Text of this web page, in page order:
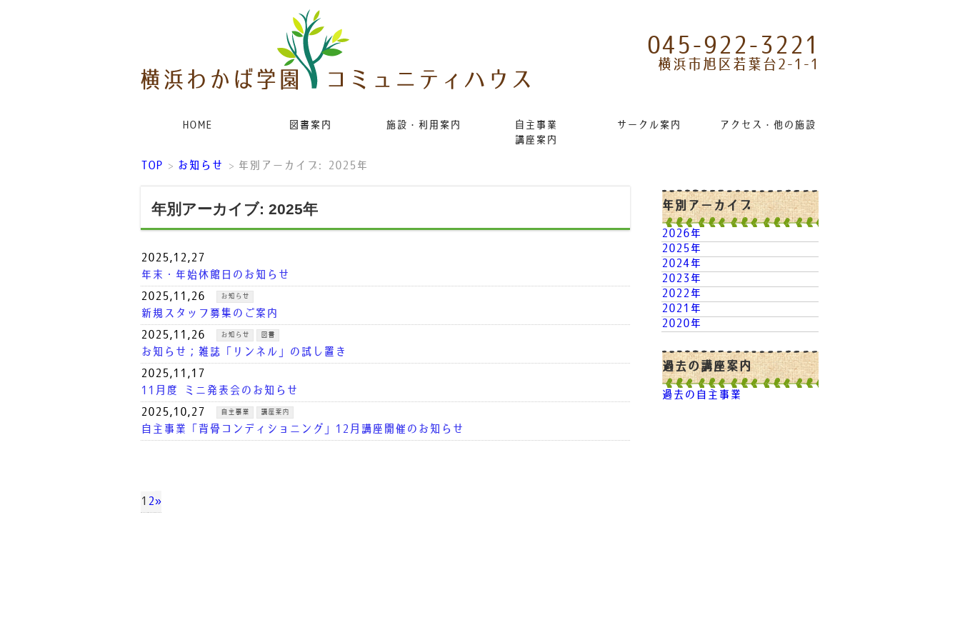
045-922-3221
横浜市旭区若葉台2-1-1
HOME 図書案内 施設・利用案内
自主事業
講座案内
サークル案内 アクセス・他の施設リンク
TOP > お知らせ > 年別アーカイブ: 2025年
年別アーカイブ: 2025年
2025,12,27
年末・年始休館日のお知らせ
2025,11,26
お知らせ
新規スタッフ募集のご案内
2025,11,26
お知らせ 図書
お知らせ；雑誌「リンネル」の試し置き
2025,11,17
11月度 ミニ発表会のお知らせ
2025,10,27
自主事業 講座案内
自主事業「背骨コンディショニング」12月講座開催のお知らせ
9月度 ミニ発表会 開催のお知らせ
1 2»
年別アーカイブ
2026年
2025年
2024年
2023年
2022年
2021年
2020年
過去の講座案内
過去の自主事業